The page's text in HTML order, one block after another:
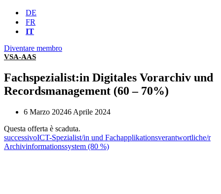
DE
FR
IT
Diventare membro
VSA-AAS
Fachspezialist:in Digitales Vorarchiv und
Recordsmanagement (60 – 70%)
6 Marzo 20246 Aprile 2024
Questa offerta è scaduta.
successivoICT-Spezialist/in und Fachapplikationsverantwortliche/r
Archivinformationssystem (80 %)